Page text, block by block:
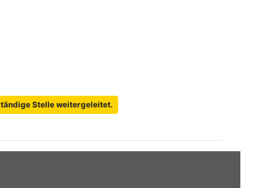
Stelle weitergeleitet.